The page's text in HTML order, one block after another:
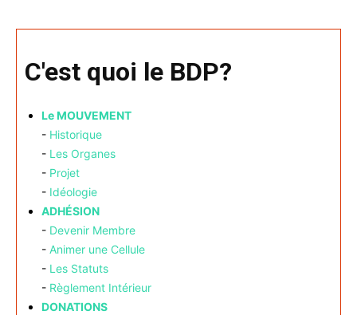
C'est quoi le BDP?
Le MOUVEMENT
- Historique
- Les Organes
- Projet
- Idéologie
ADHÉSION
- Devenir Membre
- Animer une Cellule
- Les Statuts
- Règlement Intérieur
DONATIONS